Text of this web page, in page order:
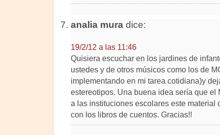
analia muradice:
19/2/12 a las 11:46
Quisiera escuchar en los jardines de
ustedes y de otros músicos como los de
implementando en mi tarea cotidiana)y
estereotipos. Una buena idea sería que
a las instituciones escolares este material
con los libros de cuentos. Gracias!!